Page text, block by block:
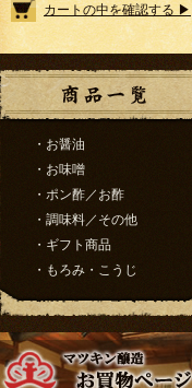
カートの中を確認する ▶
・お醤油
・お味噌
・ポン酢／お酢
・調味料／その他
・ギフト商品
・もろみ・こうじ